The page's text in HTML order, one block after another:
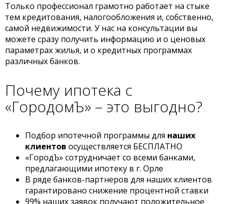
Только профессионал грамотно работает на стыке
тем кредитования, налогообложения и, собственно,
самой недвижимости. У нас на консультации вы
можете сразу получить информацию и о ценовых
параметрах жилья, и о кредитных программах
различных банков.
Почему ипотека с
«ГородомЪ» – это выгодно?
Подбор ипотечной программы для наших
клиентов осуществляется БЕСПЛАТНО
«ГородЪ» сотрудничает со всеми банками,
предлагающими ипотеку в г. Орле
В ряде банков-партнеров для наших клиентов
гарантировано снижение процентной ставки
99% наших заявок получают положительное